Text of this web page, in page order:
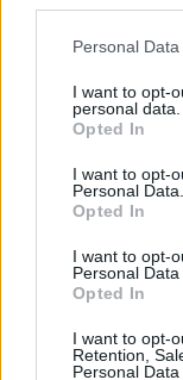
Please note that
not limited to your
grant or deny
use your data for
consent section.
Personal
I want to opt-
personal data.
Opted In
I want to opt-
Personal Data.
Opted In
I want to opt-
Personal Data
Opted In
I want to opt-
Retention,
Personal
Adja meg